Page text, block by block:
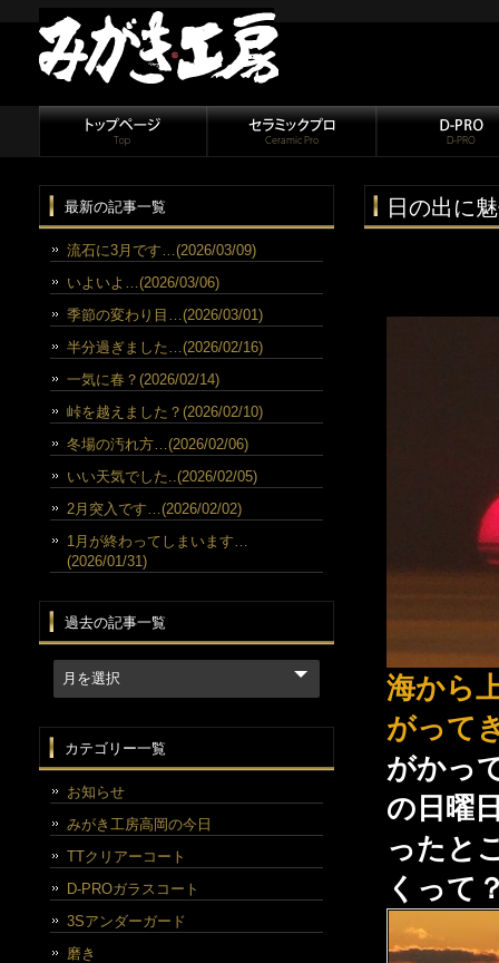
日の出に
海から
がって
がかっ
の日曜
ったと
くっ
最新の記事一覧
流石に3月です…(2026/03/09)
いよいよ…(2026/03/06)
季節の変わり目…(2026/03/01)
半分過ぎました…(2026/02/16)
一気に春？(2026/02/14)
峠を越えました？(2026/02/10)
冬場の汚れ方…(2026/02/06)
いい天気でした..(2026/02/05)
2月突入です…(2026/02/02)
1月が終わってしまいます…
(2026/01/31)
過去の記事一覧
カテゴリー一覧
お知らせ
みがき工房高岡の今日
TTクリアーコート
D-PROガラスコート
3Sアンダーガード
磨き